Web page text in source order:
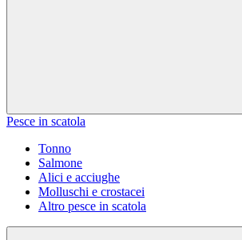
Pesce in scatola
Tonno
Salmone
Alici e acciughe
Molluschi e crostacei
Altro pesce in scatola